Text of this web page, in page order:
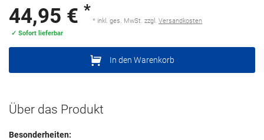
44,95 € *
* inkl. ges. MwSt. zzgl. Versandkosten
✓ Sofort lieferbar
In den Warenkorb
Über das Produkt
Besonderheiten: